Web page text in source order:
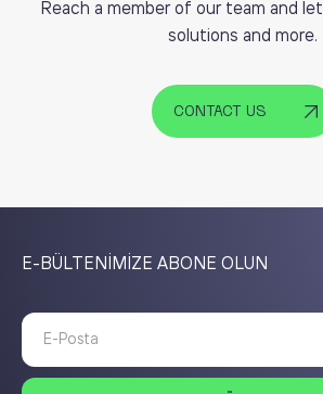
Reach a member of our team and
solutions and more.
CONTACT US
E-BÜLTENİMİZE ABONE OLUN